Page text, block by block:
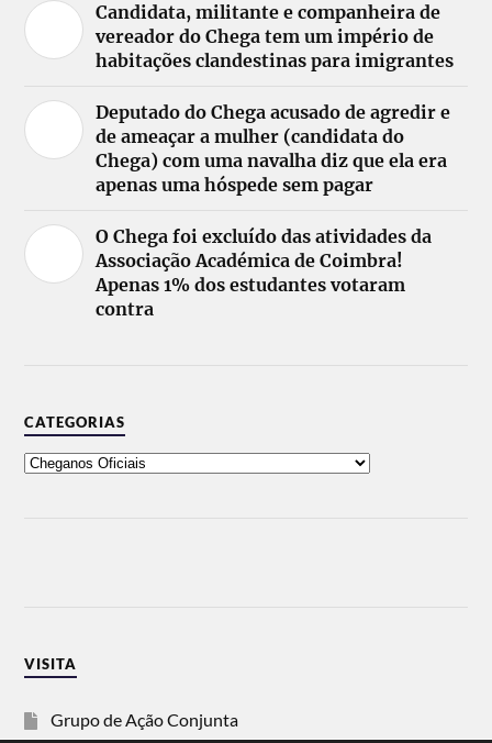
Candidata, militante e companheira de
vereador do Chega tem um império de
habitações clandestinas para imigrantes
Deputado do Chega acusado de agredir e
de ameaçar a mulher (candidata do
Chega) com uma navalha diz que ela era
apenas uma hóspede sem pagar
O Chega foi excluído das atividades da
Associação Académica de Coimbra!
Apenas 1% dos estudantes votaram
contra
CATEGORIAS
VISITA
Grupo de Ação Conjunta